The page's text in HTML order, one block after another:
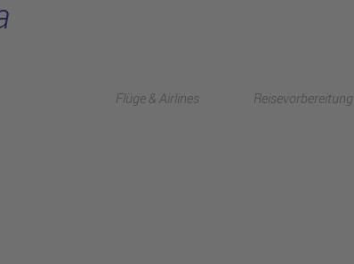
Flüge & Airlines Reisevorbereitung